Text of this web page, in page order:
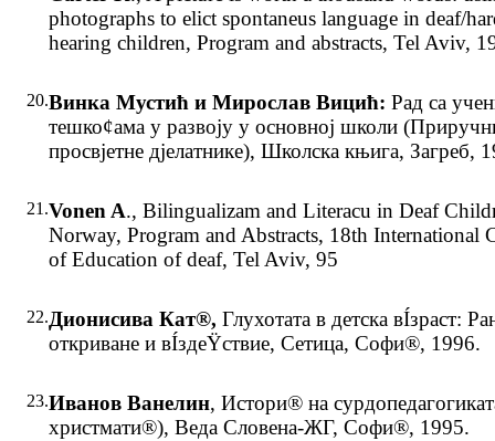
photographs to elict spontaneus language in deaf/
hearing children, Program and abstracts, Tel Aviv,
20.Винка Мустић и Мирослав Вицић: Рад са
тешко¢ама у развоју у основној школи
просвјетне дјелатнике), Школска књига, Загреб,
21.Vonen A., Bilingualizam and Literacu in Deaf
Norway, Program and Abstracts, 18th International
of Education of deaf, Tel Aviv, 95
22.Дионисива Кат®, Глухотата в детска вÍзраст:
откриване и вÍздеŸствие, Сетица, Софи®, 1996.
23.Иванов Ванелин, Истори® на
христмати®), Веда Словена-ЖГ, Софи®, 1995.